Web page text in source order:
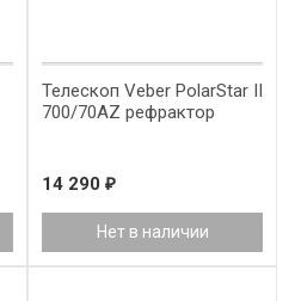
Телескоп Veber PolarStar II
700/70AZ рефрактор
14 290 ₽
Нет в наличии